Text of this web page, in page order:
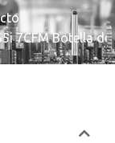
7CFM Botella